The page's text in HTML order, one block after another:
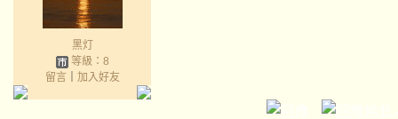
黑灯
等級：8
留言｜ 加入好友